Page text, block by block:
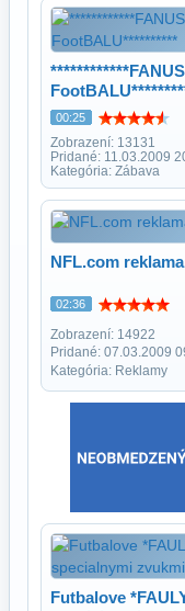
00:25
Zobrazení: 13131
Pridané: 11.03.2009
Kategória: Zábava
NFL.com reklama
02:36
Zobrazení: 14922
Pridané: 07.03.2009
Kategória: Reklamy
Futbalove